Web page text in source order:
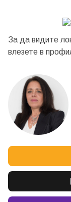
За да видите
влезете в